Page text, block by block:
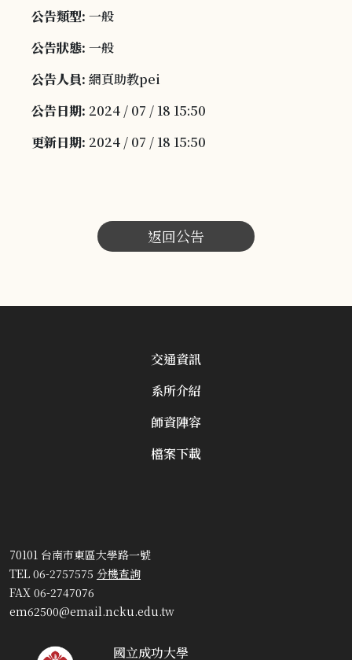
公告類型: 一般
公告狀態: 一般
公告人員: 網頁助教pei
公告日期: 2024 / 07 / 18 15:50
更新日期: 2024 / 07 / 18 15:50
返回公告
交通資訊
系所介紹
師資陣容
檔案下載
70101 台南市東區大學路一號
TEL 06-2757575 分機查詢
FAX 06-2747076
em62500@email.ncku.edu.tw
國立成功大學